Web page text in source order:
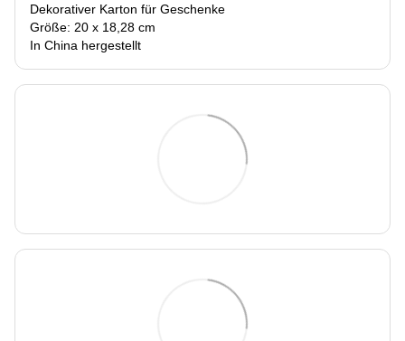
Dekorativer Karton für Geschenke
Größe: 20 x 18,28 cm
In China hergestellt